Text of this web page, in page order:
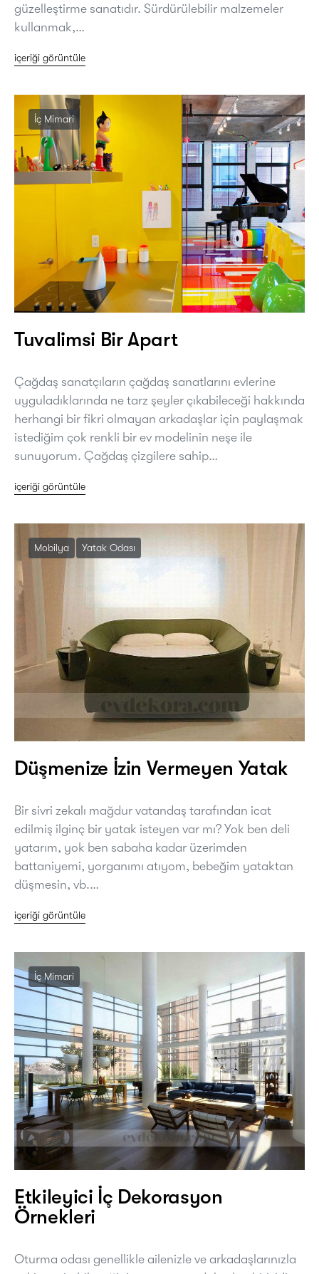
güzelleştirme sanatıdır. Sürdürülebilir malzemeler
kullanmak,…
içeriği görüntüle
İç Mimari
Tuvalimsi Bir Apart
Çağdaş sanatçıların çağdaş sanatlarını evlerine
uyguladıklarında ne tarz şeyler çıkabileceği hakkında
herhangi bir fikri olmayan arkadaşlar için paylaşmak
istediğim çok renkli bir ev modelinin neşe ile
sunuyorum. Çağdaş çizgilere sahip…
içeriği görüntüle
Mobilya Yatak Odası
Düşmenize İzin Vermeyen Yatak
Bir sivri zekalı mağdur vatandaş tarafından icat
edilmiş ilginç bir yatak isteyen var mı? Yok ben deli
yatarım, yok ben sabaha kadar üzerimden
battaniyemi, yorganımı atıyom, bebeğim yataktan
düşmesin, vb.…
içeriği görüntüle
İç Mimari
Etkileyici İç Dekorasyon
Örnekleri
Oturma odası genellikle ailenizle ve arkadaşlarınızla